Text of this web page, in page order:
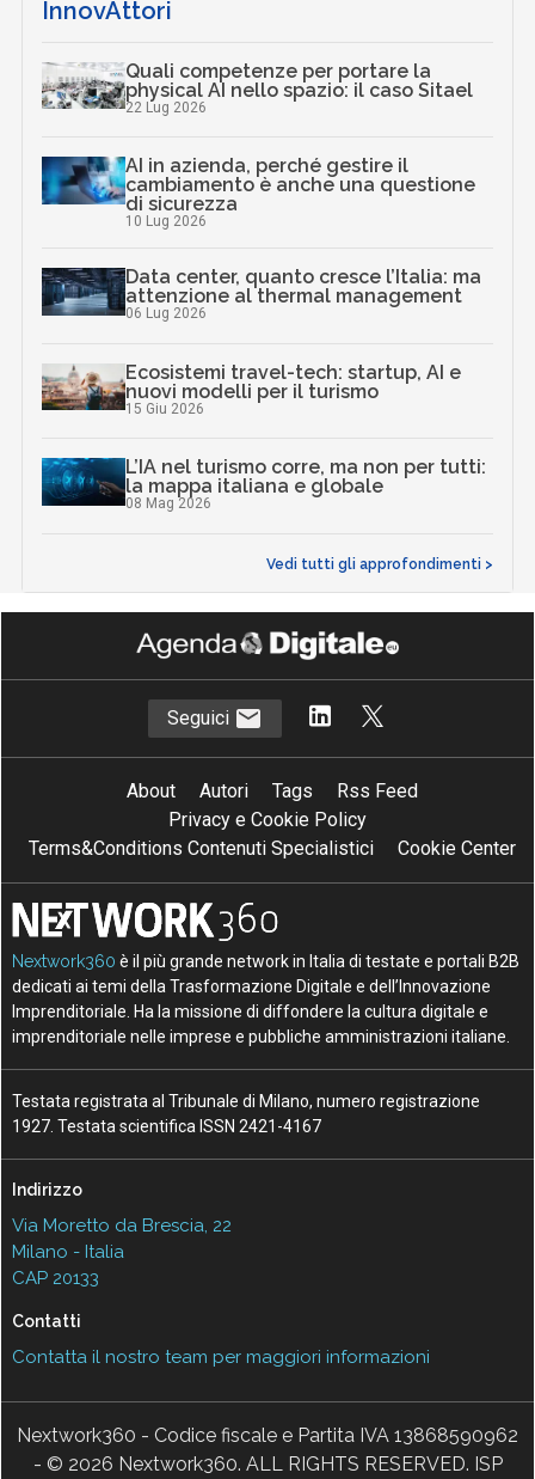
InnovAttori
Quali competenze per portare la
physical AI nello spazio: il caso Sitael
22 Lug 2026
AI in azienda, perché gestire il
cambiamento è anche una questione
di sicurezza
10 Lug 2026
Data center, quanto cresce l’Italia: ma
attenzione al thermal management
06 Lug 2026
Ecosistemi travel-tech: startup, AI e
nuovi modelli per il turismo
15 Giu 2026
L’IA nel turismo corre, ma non per tutti:
la mappa italiana e globale
08 Mag 2026
Vedi tutti gli approfondimenti >
Seguici
About Autori Tags
Rss Feed
Privacy e Cookie Policy
Terms&Conditions Contenuti Specialistici
Cookie Center
Nextwork360 è il più grande network in Italia di testate e portali B2B
dedicati ai temi della Trasformazione Digitale e dell’Innovazione
Imprenditoriale. Ha la missione di diffondere la cultura digitale e
imprenditoriale nelle imprese e pubbliche amministrazioni italiane.
Testata registrata al Tribunale di Milano, numero registrazione
1927. Testata scientifica ISSN 2421-4167
Indirizzo
Via Moretto da Brescia, 22
Milano - Italia
CAP 20133
Contatti
Contatta il nostro team per maggiori informazioni
Nextwork360 - Codice fiscale e Partita IVA 13868590962
- © 2026 Nextwork360. ALL RIGHTS RESERVED. ISP